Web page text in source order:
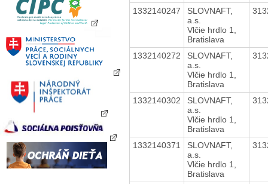
1332140247
SLOVNAFT,
a.s.
Vlčie hrdlo 1,
Bratislava
1332140272
SLOVNAFT,
a.s.
Vlčie hrdlo 1,
Bratislava
1332140302
SLOVNAFT,
a.s.
Vlčie hrdlo 1,
Bratislava
1332140371
SLOVNAFT,
a.s.
Vlčie hrdlo 1,
Bratislava